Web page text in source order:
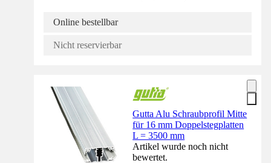
Online bestellbar
Nicht reservierbar
Gutta Alu Schraubprofil Mitte
für 16 mm Doppelstegplatten
L = 3500 mm
Artikel wurde noch nicht
bewertet.